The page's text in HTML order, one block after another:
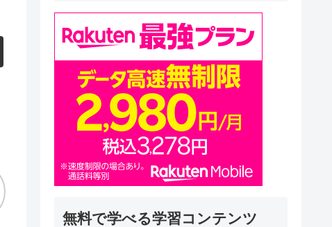
無料で学べる学習コンテンツ